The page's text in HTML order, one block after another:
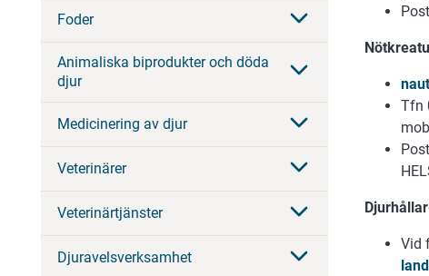
Foder
Animaliska biprodukter och döda
djur
Medicinering av djur
Veterinärer
Veterinärtjänster
Djuravelsverksamhet
Tfn
Vid